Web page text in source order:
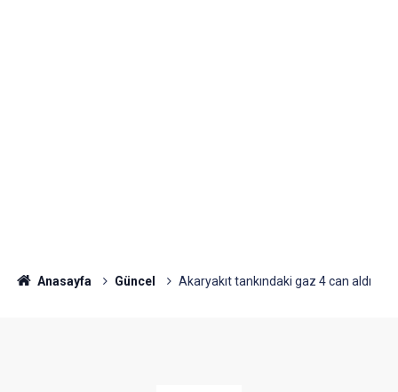
Anasayfa Güncel Akaryakıt tankındaki gaz 4 can aldı